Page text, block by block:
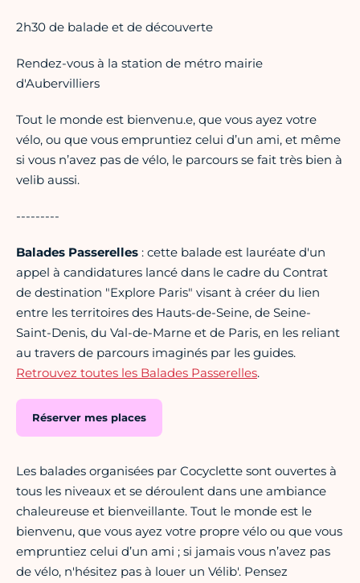
2h30 de balade et de découverte
Rendez-vous à la station de métro mairie
d'Aubervilliers
Tout le monde est bienvenu.e, que vous ayez votre
vélo, ou que vous empruntiez celui d’un ami, et même
si vous n’avez pas de vélo, le parcours se fait très bien à
velib aussi.
---------
Balades Passerelles : cette balade est lauréate d'un
appel à candidatures lancé dans le cadre du Contrat
de destination "Explore Paris" visant à créer du lien
entre les territoires des Hauts-de-Seine, de Seine-
Saint-Denis, du Val-de-Marne et de Paris, en les reliant
au travers de parcours imaginés par les guides.
Retrouvez toutes les Balades Passerelles.
Réserver mes places
Les balades organisées par Cocyclette sont ouvertes à
tous les niveaux et se déroulent dans une ambiance
chaleureuse et bienveillante. Tout le monde est le
bienvenu, que vous ayez votre propre vélo ou que vous
empruntiez celui d’un ami ; si jamais vous n’avez pas
de vélo, n'hésitez pas à louer un Vélib'. Pensez